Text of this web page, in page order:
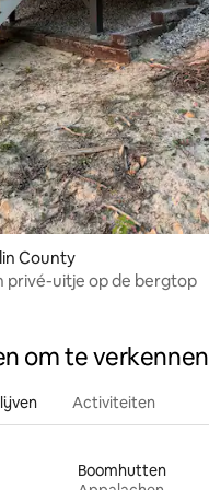
County
privé-uitje op de bergtop
om te verkennen
Activiteiten
Boomhutten